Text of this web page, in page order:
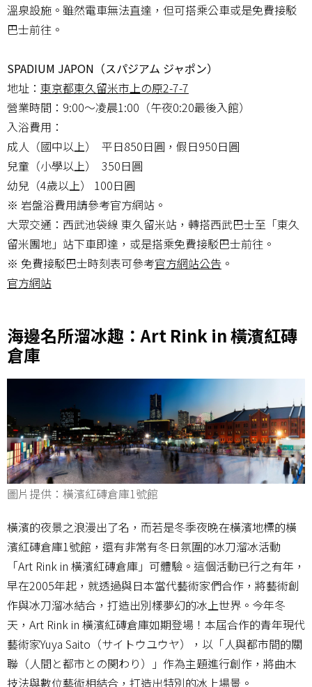
溫泉設施。雖然電車無法直達，但可搭乘公車或是免費接駁
巴士前往。
SPADIUM JAPON（スパジアム ジャポン）
地址： 東京都東久留米市上の原2-7-7
營業時間：9:00～凌晨1:00（午夜0:20最後入館）
入浴費用：
成人（國中以上） 平日850日圓，假日950日圓
兒童（小學以上） 350日圓
幼兒（4歲以上） 100日圓
※ 岩盤浴費用請參考官方網站。
大眾交通：西武池袋線 東久留米站，轉搭西武巴士至「東久
留米團地」站下車即達，或是搭乘免費接駁巴士前往。
※ 免費接駁巴士時刻表可參考官方網站公告 。
官方網站
海邊名所溜冰趣：Art Rink in 橫濱紅磚
倉庫
圖片提供：橫濱紅磚倉庫1號館
橫濱的夜景之浪漫出了名，而若是冬季夜晚在橫濱地標的橫
濱紅磚倉庫1號館，還有非常有冬日氛圍的冰刀溜冰活動
「Art Rink in 橫濱紅磚倉庫」可體驗。這個活動已行之有年，
早在2005年起，就透過與日本當代藝術家們合作，將藝術創
作與冰刀溜冰結合，打造出別樣夢幻的冰上世界。今年冬
天，Art Rink in 橫濱紅磚倉庫如期登場！本屆合作的青年現代
藝術家Yuya Saito（サイトウユウヤ），以「人與都市間的關
聯（人間と都市との関わり）」作為主題進行創作，將曲木
技法與數位藝術相結合，打造出特別的冰上場景。